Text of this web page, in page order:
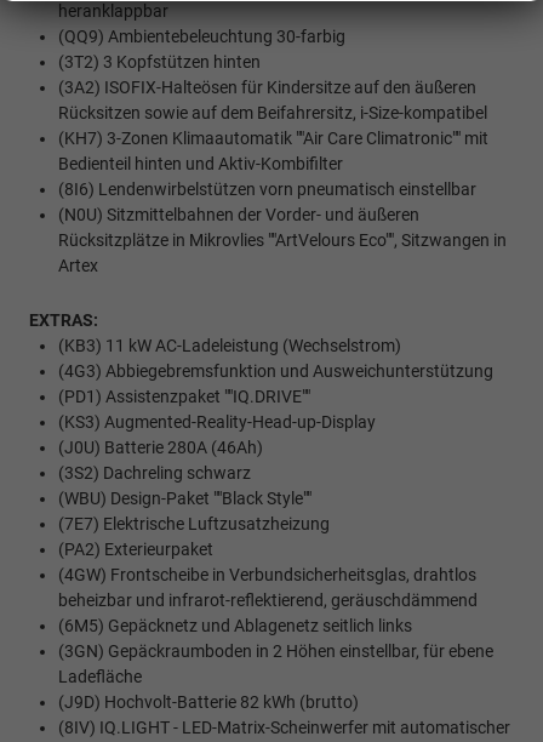
heranklappbar
(QQ9) Ambientebeleuchtung 30-farbig
(3T2) 3 Kopfstützen hinten
(3A2) ISOFIX-Halteösen für Kindersitze auf den äußeren
Rücksitzen sowie auf dem Beifahrersitz, i-Size-kompatibel
(KH7) 3-Zonen Klimaautomatik ""Air Care Climatronic"" mit
Bedienteil hinten und Aktiv-Kombifilter
(8I6) Lendenwirbelstützen vorn pneumatisch einstellbar
(N0U) Sitzmittelbahnen der Vorder- und äußeren
Rücksitzplätze in Mikrovlies ""ArtVelours Eco"", Sitzwangen in
Artex
EXTRAS:
(KB3) 11 kW AC-Ladeleistung (Wechselstrom)
(4G3) Abbiegebremsfunktion und Ausweichunterstützung
(PD1) Assistenzpaket ""IQ.DRIVE""
(KS3) Augmented-Reality-Head-up-Display
(J0U) Batterie 280A (46Ah)
(3S2) Dachreling schwarz
(WBU) Design-Paket ""Black Style""
(7E7) Elektrische Luftzusatzheizung
(PA2) Exterieurpaket
(4GW) Frontscheibe in Verbundsicherheitsglas, drahtlos
beheizbar und infrarot-reflektierend, geräuschdämmend
(6M5) Gepäcknetz und Ablagenetz seitlich links
(3GN) Gepäckraumboden in 2 Höhen einstellbar, für ebene
Ladefläche
(J9D) Hochvolt-Batterie 82 kWh (brutto)
(8IV) IQ.LIGHT - LED-Matrix-Scheinwerfer mit automatischer